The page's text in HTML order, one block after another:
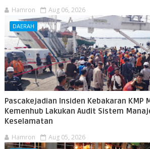
Hamron Aug 06, 2026
DAERAH
Pascakejadian Insiden Kebakaran KMP
Kemenhub Lakukan Audit Sistem
Keselamatan
Hamron Aug 05, 2026